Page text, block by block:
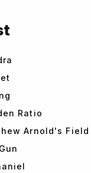
Ratio
Arnold's Field